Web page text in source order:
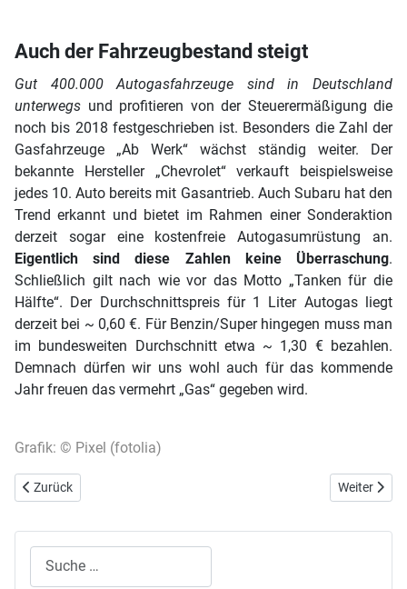
Auch der Fahrzeugbestand steigt
Gut 400.000 Autogasfahrzeuge sind in Deutschland
unterwegs und profitieren von der Steuerermäßigung die
noch bis 2018 festgeschrieben ist. Besonders die Zahl der
Gasfahrzeuge „Ab Werk“ wächst ständig weiter. Der
bekannte Hersteller „Chevrolet“ verkauft beispielsweise
jedes 10. Auto bereits mit Gasantrieb. Auch Subaru hat den
Trend erkannt und bietet im Rahmen einer Sonderaktion
derzeit sogar eine kostenfreie Autogasumrüstung an.
Eigentlich sind diese Zahlen keine Überraschung.
Schließlich gilt nach wie vor das Motto „Tanken für die
Hälfte“. Der Durchschnittspreis für 1 Liter Autogas liegt
derzeit bei ~ 0,60 €. Für Benzin/Super hingegen muss man
im bundesweiten Durchschnitt etwa ~ 1,30 € bezahlen.
Demnach dürfen wir uns wohl auch für das kommende
Jahr freuen das vermehrt „Gas“ gegeben wird.
Grafik: © Pixel (fotolia)
Vorheriger Beitrag: Flächendeckendes LPG-Tankstellen-Netz
Zurück Nächster
Weiter
Suchen